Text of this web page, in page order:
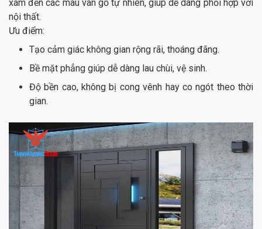
xám đến các màu vân gỗ tự nhiên, giúp dễ dàng phối hợp với
nội thất.
Ưu điểm:
Tạo cảm giác không gian rộng rãi, thoáng đãng.
Bề mặt phẳng giúp dễ dàng lau chùi, vệ sinh.
Độ bền cao, không bị cong vênh hay co ngót theo thời
gian.